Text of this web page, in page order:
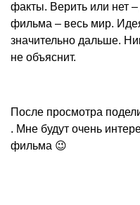
факты. Верить или нет
фильма – весь мир.
значительно дальше.
не объяснит.
После просмотра
. Мне будут очень
фильма 😉